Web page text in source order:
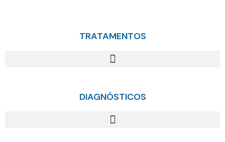
TRATAMENTOS
DIAGNÓSTICOS